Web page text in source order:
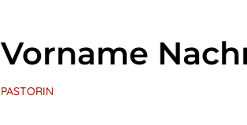
Vorname
PASTORIN